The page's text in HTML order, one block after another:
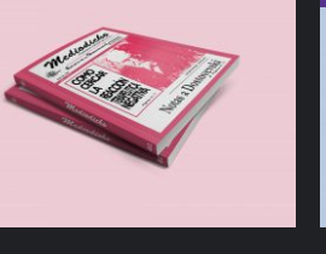
AL CARRITO / DETALLES